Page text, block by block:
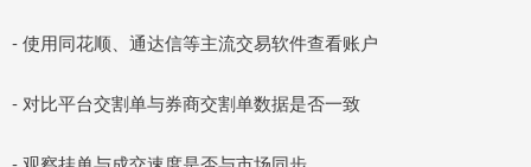
- 使用同花顺、通达信等主流交易软件查看账户
- 对比平台交割单与券商交割单数据是否一致